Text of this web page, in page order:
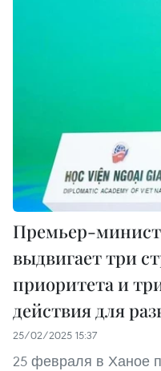
Премьер-
выдвигает три
приоритета и
действия для
25/02/2025 15:37
25 февраля в Ханое